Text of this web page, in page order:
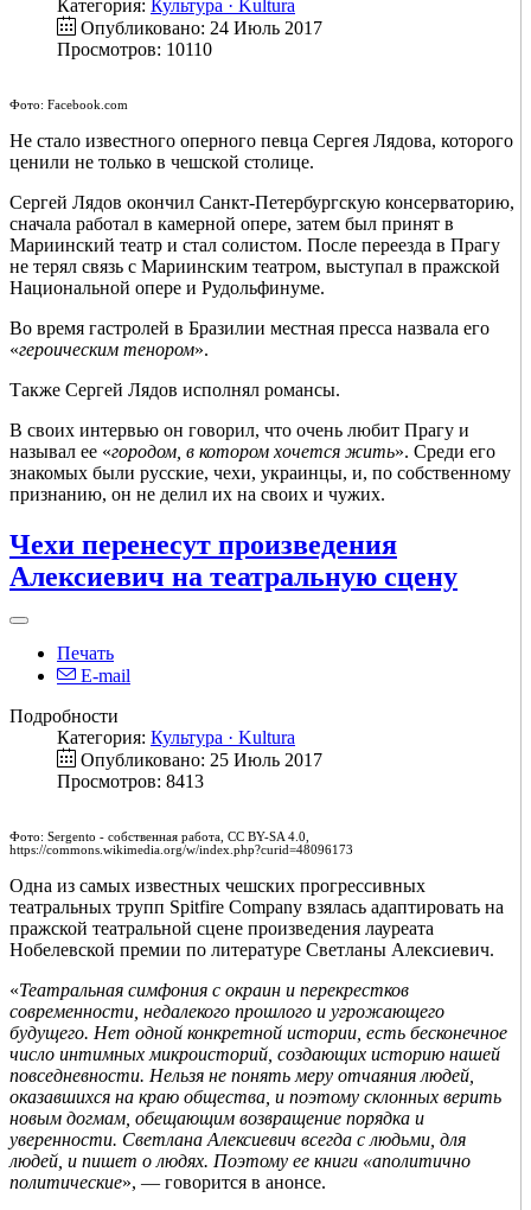
Категория: Культура · Kultura
Опубликовано: 24 Июль 2017
Просмотров: 10110
Фото: Facebook.com
Не стало известного оперного певца Сергея Лядова, которого
ценили не только в чешской столице.
Сергей Лядов окончил Санкт-Петербургскую консерваторию,
сначала работал в камерной опере, затем был принят в
Мариинский театр и стал солистом. После переезда в Прагу
не терял связь с Мариинским театром, выступал в пражской
Национальной опере и Рудольфинуме.
Во время гастролей в Бразилии местная пресса назвала его
«героическим тенором».
Также Сергей Лядов исполнял романсы.
В своих интервью он говорил, что очень любит Прагу и
называл ее «городом, в котором хочется жить». Среди его
знакомых были русские, чехи, украинцы, и, по собственному
признанию, он не делил их на своих и чужих.
Чехи перенесут произведения
Алексиевич на театральную сцену
Печать
E-mail
Подробности
Категория: Культура · Kultura
Опубликовано: 25 Июль 2017
Просмотров: 8413
Фото: Sergento - собственная работа, CC BY-SA 4.0,
https://commons.wikimedia.org/w/index.php?curid=48096173
Одна из самых известных чешских прогрессивных
театральных трупп Spitfire Company взялась адаптировать на
пражской театральной сцене произведения лауреата
Нобелевской премии по литературе Светланы Алексиевич.
«Театральная симфония с окраин и перекрестков
современности, недалекого прошлого и угрожающего
будущего. Нет одной конкретной истории, есть бесконечное
число интимных микроисторий, создающих историю нашей
повседневности. Нельзя не понять меру отчаяния людей,
оказавшихся на краю общества, и поэтому склонных верить
новым догмам, обещающим возвращение порядка и
уверенности. Светлана Алексиевич всегда с людьми, для
людей, и пишет о людях. Поэтому ее книги «аполитично
политические», — говоритcя в анонсе.